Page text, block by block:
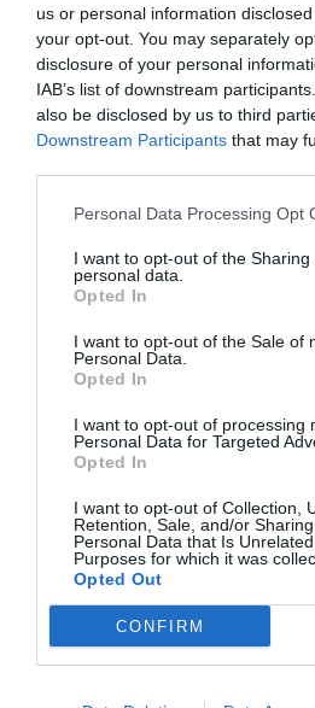
us or personal information
your opt-out. You may separately
disclosure of your personal
IAB’s list of downstream
also be disclosed by us to third
Downstream Participants that may
Personal Data Processing Opt
I want to opt-out of the Sharing
personal data.
Opted In
I want to opt-out of the Sale of
Personal Data.
Opted In
I want to opt-out of processing
Personal Data for Targeted
Opted In
I want to opt-out of Collection,
Retention, Sale, and/or
Personal Data that Is
Purposes for which it was
Opted Out
CONFIRM
tragedia, estos sobrecostes
10.000 millones adicionales
cargas impropias, como lo
cogeneración, con un coste
euros y el déficit tarifario con
de euros más.
Tenemos pues estos cargos
suministro que se deberían
Presupuestos Generales del
coste de la transición
los costes de las
que pagamos entre todos
las Baleares y las canarias),
asturiano por las minas de
de acceso hemos hecho un
poner todas las ayudas de
sistema de costes
adelgazado los PGE